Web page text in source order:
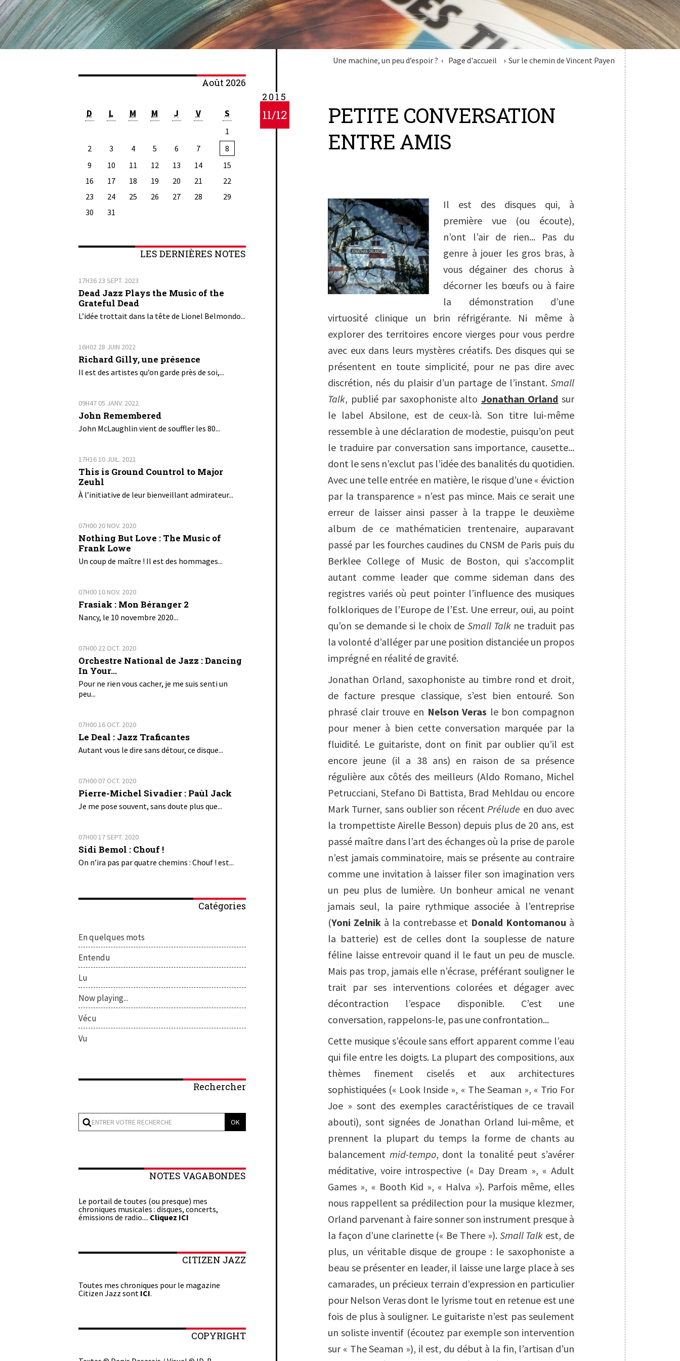
Août 2026
D L M M J V S
1
2
3 4 5 6 7
8
9
10 11 12 13 14
15
16
17 18 19 20 21
22
23
24 25 26 27 28
29
30
31
LES DERNIÈRES NOTES
17H36 23 SEPT. 2023
Dead Jazz Plays the Music of the
Grateful Dead
L’idée trottait dans la tête de Lionel Belmondo...
16H02 28 JUIN 2022
Richard Gilly, une présence
Il est des artistes qu’on garde près de soi,...
09H47 05 JANV. 2022
John Remembered
John McLaughlin vient de souffler les 80...
17H16 10 JUIL. 2021
This is Ground Countrol to Major
Zeuhl
À l’initiative de leur bienveillant admirateur...
07H00 20 NOV. 2020
Nothing But Love : The Music of
Frank Lowe
Un coup de maître ! Il est des hommages...
07H00 10 NOV. 2020
Frasiak : Mon Béranger 2
Nancy, le 10 novembre 2020...
07H00 22 OCT. 2020
Orchestre National de Jazz : Dancing
In Your...
Pour ne rien vous cacher, je me suis senti un
peu...
07H00 16 OCT. 2020
Le Deal : Jazz Traficantes
Autant vous le dire sans détour, ce disque...
07H00 07 OCT. 2020
Pierre-Michel Sivadier : Paùl Jack
Je me pose souvent, sans doute plus que...
07H00 17SEPT. 2020
Sidi Bemol : Chouf !
On n’ira pas par quatre chemins : Chouf ! est...
Catégories
En quelques mots
Entendu
Lu
Now playing...
Vécu
Vu
Rechercher
NOTES VAGABONDES
Le portail de toutes (ou presque) mes
chroniques musicales : disques, concerts,
émissions de radio.... Cliquez ICI
CITIZEN JAZZ
Toutes mes chroniques pour le magazine
Citizen Jazz sont ICI.
COPYRIGHT
Une machine, un peu d’espoir ? Page d'accueil Sur le chemin de Vincent Payen
2015
11/12
PETITE CONVERSATION
ENTRE AMIS
Il est des disques qui, à
première vue (ou écoute),
n’ont l’air de rien... Pas du
genre à jouer les gros bras, à
vous dégainer des chorus à
décorner les bœufs ou à faire
la démonstration d’une
virtuosité clinique un brin réfrigérante. Ni même à
explorer des territoires encore vierges pour vous perdre
avec eux dans leurs mystères créatifs. Des disques qui se
présentent en toute simplicité, pour ne pas dire avec
discrétion, nés du plaisir d’un partage de l’instant. Small
Talk, publié par saxophoniste alto Jonathan Orland sur
le label Absilone, est de ceux-là. Son titre lui-même
ressemble à une déclaration de modestie, puisqu’on peut
le traduire par conversation sans importance, causette...
dont le sens n’exclut pas l’idée des banalités du quotidien.
Avec une telle entrée en matière, le risque d’une « éviction
par la transparence » n’est pas mince. Mais ce serait une
erreur de laisser ainsi passer à la trappe le deuxième
album de ce mathématicien trentenaire, auparavant
passé par les fourches caudines du CNSM de Paris puis du
Berklee College of Music de Boston, qui s’accomplit
autant comme leader que comme sideman dans des
registres variés où peut pointer l’influence des musiques
folkloriques de l’Europe de l’Est. Une erreur, oui, au point
qu’on se demande si le choix de Small Talkne traduit pas
la volonté d’alléger par une position distanciée un propos
imprégné en réalité de gravité.
Jonathan Orland, saxophoniste au timbre rond et droit,
de facture presque classique, s’est bien entouré. Son
phrasé clair trouve en Nelson Veras le bon compagnon
pour mener à bien cette conversation marquée par la
fluidité. Le guitariste, dont on finit par oublier qu’il est
encore jeune (il a 38 ans) en raison de sa présence
régulière aux côtés des meilleurs (Aldo Romano, Michel
Petrucciani, Stefano Di Battista, Brad Mehldau ou encore
Mark Turner, sans oublier son récentPrélude en duo avec
la trompettiste Airelle Besson) depuis plus de 20 ans, est
passé maître dans l’art des échanges où la prise de parole
n’est jamais comminatoire, mais se présente au contraire
comme une invitation à laisser filer son imagination vers
un peu plus de lumière. Un bonheur amical ne venant
jamais seul, la paire rythmique associée à l’entreprise
(Yoni Zelnik à la contrebasse et Donald Kontomanou à
la batterie) est de celles dont la souplesse de nature
féline laisse entrevoir quand il le faut un peu de muscle.
Mais pas trop, jamais elle n’écrase, préférant souligner le
trait par ses interventions colorées et dégager avec
décontraction l’espace disponible. C’est une
conversation, rappelons-le, pas une confrontation...
Cette musique s’écoule sans effort apparent comme l’eau
qui file entre les doigts. La plupart des compositions, aux
thèmes finement ciselés et aux architectures
sophistiquées (« Look Inside », « The Seaman », « Trio For
Joe » sont des exemples caractéristiques de ce travail
abouti), sont signées de Jonathan Orland lui-même, et
prennent la plupart du temps la forme de chants au
balancement mid-tempo, dont la tonalité peut s’avérer
méditative, voire introspective (« Day Dream », « Adult
Games », « Booth Kid », « Halva »). Parfois même, elles
nous rappellent sa prédilection pour la musique klezmer,
Orland parvenant à faire sonner son instrument presque à
la façon d’une clarinette (« Be There »). Small Talk est, de
plus, un véritable disque de groupe : le saxophoniste a
beau se présenter en leader, il laisse une large place à ses
camarades, un précieux terrain d’expression en particulier
pour Nelson Veras dont le lyrisme tout en retenue est une
fois de plus à souligner. Le guitariste n’est pas seulement
un soliste inventif (écoutez par exemple son intervention
sur « The Seaman »), il est, du début à la fin, l’artisan d’un